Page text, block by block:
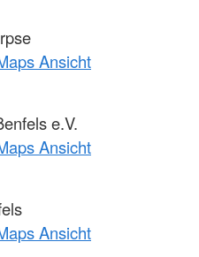
Ansicht
e.V.
Ansicht
Ansicht